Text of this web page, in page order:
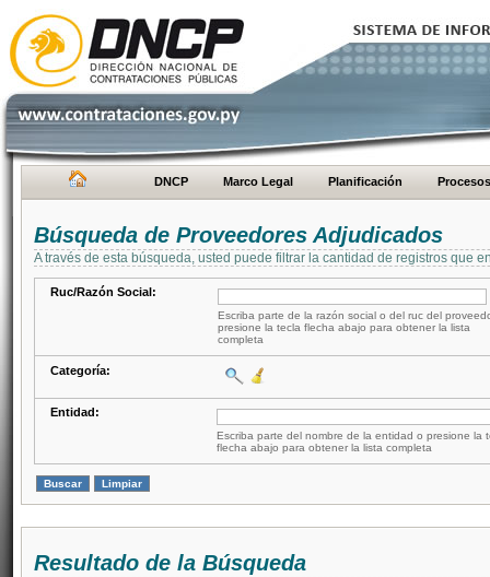
DNCP Marco Legal Planificación Procesos
Búsqueda de Proveedores Adjudicados
A través de esta búsqueda, usted puede filtrar la cantidad de registros que
Ruc/Razón Social:
Escriba parte de la razón social o del ruc del
presione la tecla flecha abajo para obtener la lista
completa
Categoría:
Entidad:
Escriba parte del nombre de la entidad o presione la
flecha abajo para obtener la lista completa
Resultado de la Búsqueda